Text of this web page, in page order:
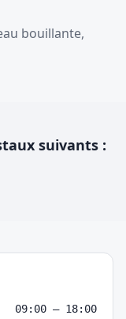
bouillante,
suivants :
09:00 – 18:00